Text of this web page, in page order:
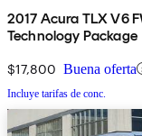
2017 Acura TLX V6
Technology Package
$17,800 Buena oferta
Incluye tarifas de conc.